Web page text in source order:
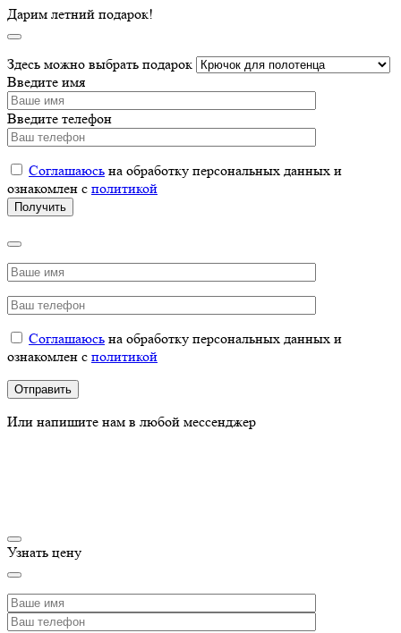
Дарим летний подарок!
Здесь можно выбрать подарок
Введите имя
Введите телефон
Соглашаюсь на обработку персональных данных и
ознакомлен с политикой
Соглашаюсь на обработку персональных данных и
ознакомлен с политикой
Или напишите нам в любой мессенджер
Узнать цену